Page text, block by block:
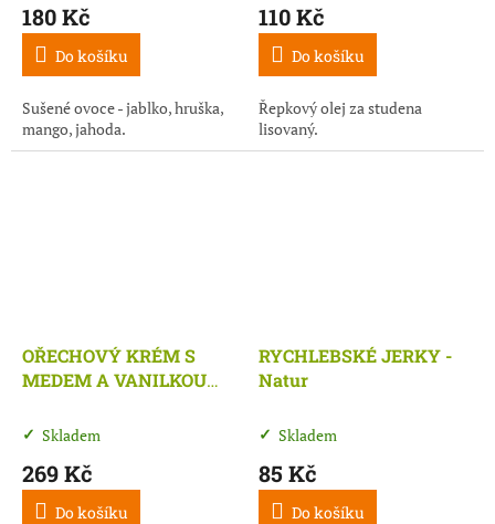
180 Kč
Do košíku
Sušené ovoce - jablko, hruška,
mango, jahoda.
110 Kč
Do košíku
Řepkový olej za studena
lisovaný.
OŘECHOVÝ KRÉM S
MEDEM A VANILKOU
Skladem
269 Kč
Do košíku
RYCHLEBSKÉ JERKY -
Natur
Skladem
85 Kč
Do košíku